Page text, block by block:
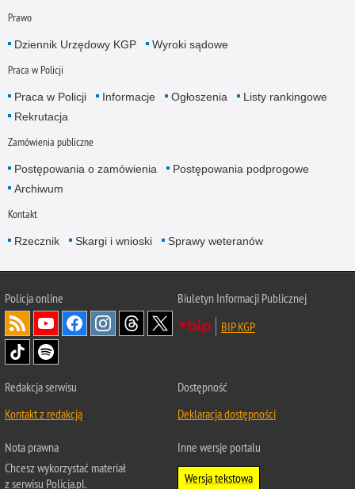
Prawo
Dziennik Urzędowy KGP Wyroki sądowe
Praca w Policji
Praca w Policji Informacje Ogłoszenia
Listy rankingowe
Rekrutacja
Zamówienia publiczne
Postępowania o zamówienia
Postępowania podprogowe
Archiwum
Kontakt
Rzecznik Skargi i wnioski Sprawy weteranów
Policjaonline
Biuletyn Informacji Publicznej
BIP KGP
Redakcja serwisu
Kontakt z redakcją
Dostępność
Deklaracja dostępności
Nota prawna
Chcesz wykorzystać materiał
z serwisu Policja.pl.
Inne wersje portalu
Wersja tekstowa